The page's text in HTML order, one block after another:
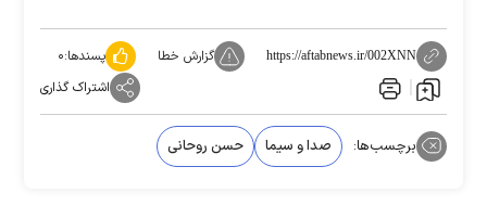
https://aftabnews.ir/002XNN گزارش خطا پسندها:۰
اشتراک گذاری
برچسب‌ها: صدا و سیما حسن روحانی